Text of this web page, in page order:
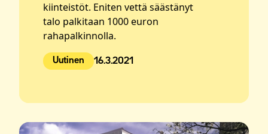
kiinteistöt. Eniten vettä säästänyt
talo palkitaan 1000 euron
rahapalkinnolla.
Uutinen
Julkaistu: 16.3.2021